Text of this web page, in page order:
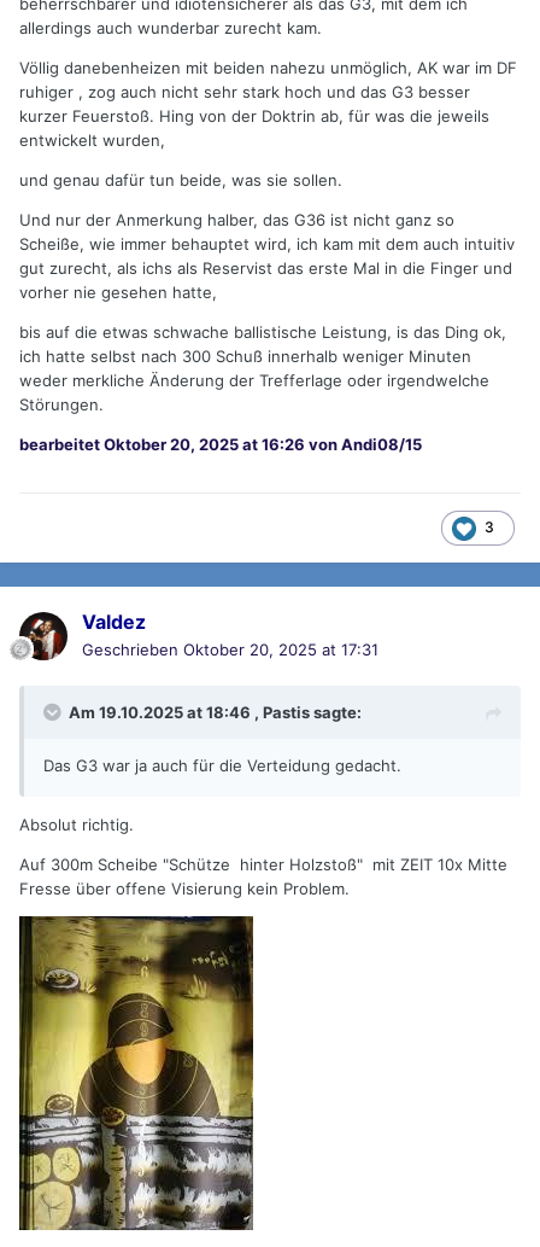
allerdings auch wunderbar zurecht kam.
Völlig danebenheizen mit beiden nahezu unmöglich, AK war im DF
ruhiger , zog auch nicht sehr stark hoch und das G3 besser
kurzer Feuerstoß. Hing von der Doktrin ab, für was die jeweils
entwickelt wurden,
und genau dafür tun beide, was sie sollen.
Und nur der Anmerkung halber, das G36 ist nicht ganz so
Scheiße, wie immer behauptet wird, ich kam mit dem auch intuitiv
gut zurecht, als ichs als Reservist das erste Mal in die Finger und
vorher nie gesehen hatte,
bis auf die etwas schwache ballistische Leistung, is das Ding ok,
ich hatte selbst nach 300 Schuß innerhalb weniger Minuten
weder merkliche Änderung der Trefferlage oder irgendwelche
Störungen.
bearbeitetOktober 20, 2025 at 16:26 von Andi08/15
3
Valdez
Geschrieben Oktober 20, 2025 at 17:31
Am 19.10.2025 at 18:46 , Pastissagte:
Das G3 war ja auch für die Verteidung gedacht.
Absolut richtig.
Auf 300m Scheibe "Schütze hinter Holzstoß" mit ZEIT 10x Mitte
Fresse über offene Visierung kein Problem.